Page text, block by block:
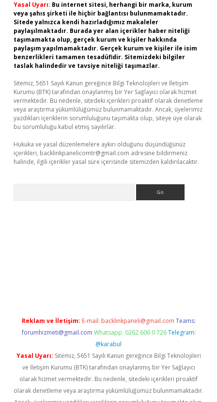
Yasal Uyarı: Bu internet sitesi, herhangi bir marka, kurum
veya şahıs şirketi ile hiçbir bağlantısı bulunmamaktadır.
Sitede yalnızca kendi hazırladığımız makaleler
paylaşılmaktadır. Burada yer alan içerikler haber niteliği
taşımamakta olup, gerçek kurum ve kişiler hakkında
paylaşım yapılmamaktadır. Gerçek kurum ve kişiler ile isim
benzerlikleri tamamen tesadüfidir. Sitemizdeki bilgiler
taslak halindedir ve tavsiye niteliği taşımazlar.
Sitemiz, 5651 Sayılı Kanun gereğince Bilgi Teknolojileri ve İletişim
Kurumu (BTK) tarafından onaylanmış bir Yer Sağlayıcı olarak hizmet
vermektedir. Bu nedenle, sitedeki içerikleri proaktif olarak denetleme
veya araştırma yükümlülüğümüz bulunmamaktadır. Ancak, üyelerimiz
yazdıkları içeriklerin sorumluluğunu taşımakta olup, siteye üye olarak
bu sorumluluğu kabul etmiş sayılırlar.
Hukuka ve yasal düzenlemelere aykırı olduğunu düşündüğünüz
içerikleri, backlinkpanelicomtr@gmail.com adresine bildirmeniz
halinde, ilgili içerikler yasal süre içerisinde sitemizden kaldırılacaktır.
Reklam ve İletişim: E-mail: backlinkpaneli@gmail.com Teams:
forumhizmeti@gmail.com Whatsapp: 0262 606 0 726 Telegram:
@karabul
Yasal Uyarı: Sitemiz, 5651 Sayılı Kanun gereğince Bilgi Teknolojileri
ve İletişim Kurumu (BTK) tarafından onaylanmış bir Yer Sağlayıcı
olarak hizmet vermektedir. Bu nedenle, sitedeki içerikleri proaktif
olarak denetleme veya araştırma yükümlülüğümüz bulunmamaktadır.